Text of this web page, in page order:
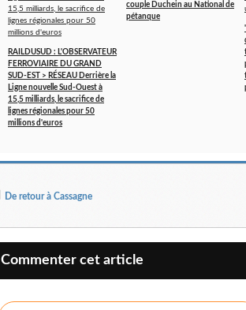
RAILDUSUD : L'OBSERVATEUR
FERROVIAIRE DU GRAND
SUD-EST > RÉSEAU Derrière la
Ligne nouvelle Sud-Ouest à
15,5 milliards, le sacrifice de
lignes régionales pour 50
millions d'euros
couple Duchein au National de
pétanque
De retour à Cassagne
Commenter cet article